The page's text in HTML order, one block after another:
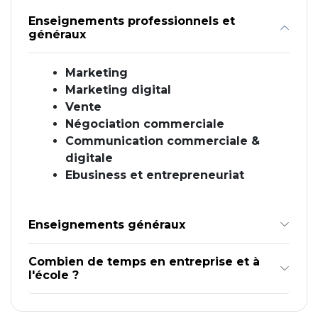
Enseignements professionnels et
généraux
Marketing
Marketing digital
Vente
Négociation commerciale
Communication commerciale &
digitale
Ebusiness et entrepreneuriat
Enseignements généraux
Combien de temps en entreprise et à
l'école ?